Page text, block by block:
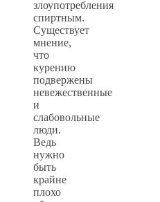
злоупотребления
спиртным.
Существует
мнение,
что
курению
подвержены
невежественные
и
слабовольные
люди.
Ведь
нужно
быть
крайне
плохо